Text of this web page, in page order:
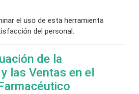
el uso de esta herramienta
del personal.
de la
las Ventas en el